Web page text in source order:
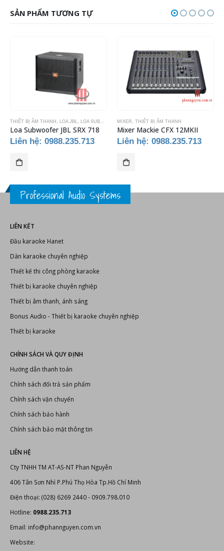
SẢN PHẨM TƯƠNG TỰ
THIẾT BỊ ÂM THANH LOA JBL LOA SUBWOOFER
Loa Subwoofer JBL SRX 718
Liên hệ: 0988.235.713
MIXER THIẾT BỊ ÂM THANH
Mixer Mackie CFX 12MKII
Liên hệ: 0988.235.713
Professional Audio Systems
LIÊN KẾT
Đầu karaoke Hanet
Dàn karaoke chuyên nghiệp
Thiết kế thi công phòng karaoke
Thiết bị karaoke chuyên nghiệp
Thiết bị âm thanh, ánh sáng
Bonus Audio -Thiết bị karaoke chuyên nghiệp
Thiết bị karaoke
CHÍNH SÁCH VÀ QUY ĐỊNH
Hướng dẫn thanh toán
Chính sách đổi trả sản phẩm
Chính sách vận chuyển
Chính sách bảo hành
Chính sách bảo mật thông tin
LIÊN HỆ
Cty TNHH TM AT-AS-NT Phan Nguyễn
406 Tân Sơn Nhì P.Phú Thọ Hòa Tp.Hồ Chí Minh
Điện thoại: (028) 6269 2440 - 0909.798.010
Hotline: 0988.235.713
Email: info@phannguyen.com.vn
Website: